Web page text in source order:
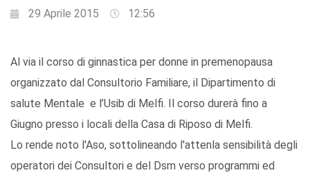
29 Aprile 2015 12:56
Al via il corso di ginnastica per donne in premenopausa
organizzato dal Consultorio Familiare, il Dipartimento di
salute Mentale e l’Usib di Melfi. Il corso durerà fino a
Giugno presso i locali della Casa di Riposo di Melfi.
Lo rende noto l'Aso, sottolineando l'attenla sensibilità degli
operatori dei Consultori e del Dsm verso programmi ed